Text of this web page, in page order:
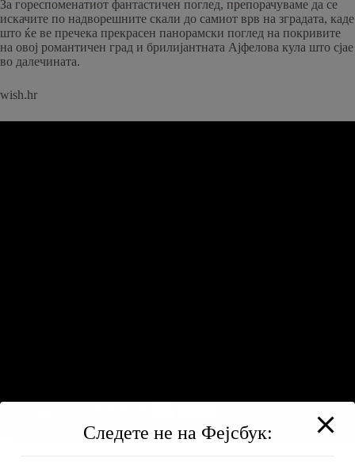
За гореспоменатиот фантастичен поглед, препорачуваме да се
искачите по надворешните скали до самиот врв на зградата, каде
што ќе ве пречека прекрасен панорамски поглед на покривите
на овој романтичен град и брилијантната Ајфелова кула што сјае
во далечината.
wish.hr
Следете не на Фејсбук: